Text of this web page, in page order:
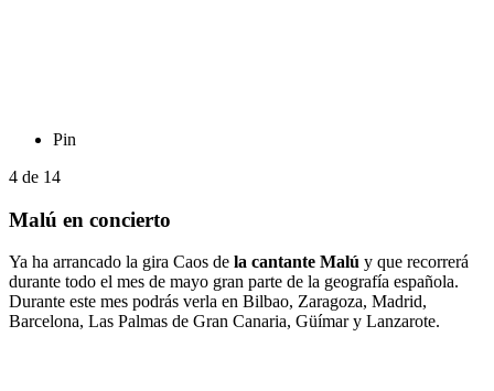
Pin
4 de 14
Malú en concierto
Ya ha arrancado la gira Caos de la cantante Malú y que recorrerá
durante todo el mes de mayo gran parte de la geografía española.
Durante este mes podrás verla en Bilbao, Zaragoza, Madrid,
Barcelona, Las Palmas de Gran Canaria, Güímar y Lanzarote.